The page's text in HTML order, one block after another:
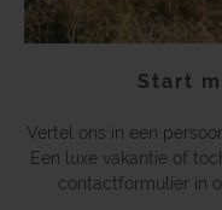
Start
Vertel ons in een
Een luxe vakantie of
contactformulier in